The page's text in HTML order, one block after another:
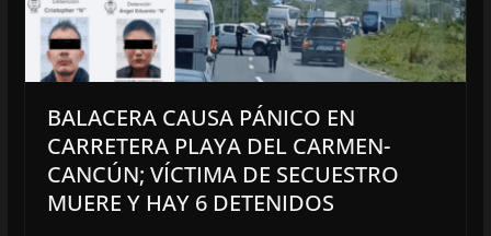
BALACERA CAUSA PÁNICO EN
CARRETERA PLAYA DEL CARMEN-
CANCÚN; VÍCTIMA DE SECUESTRO
MUERE Y HAY 6 DETENIDOS